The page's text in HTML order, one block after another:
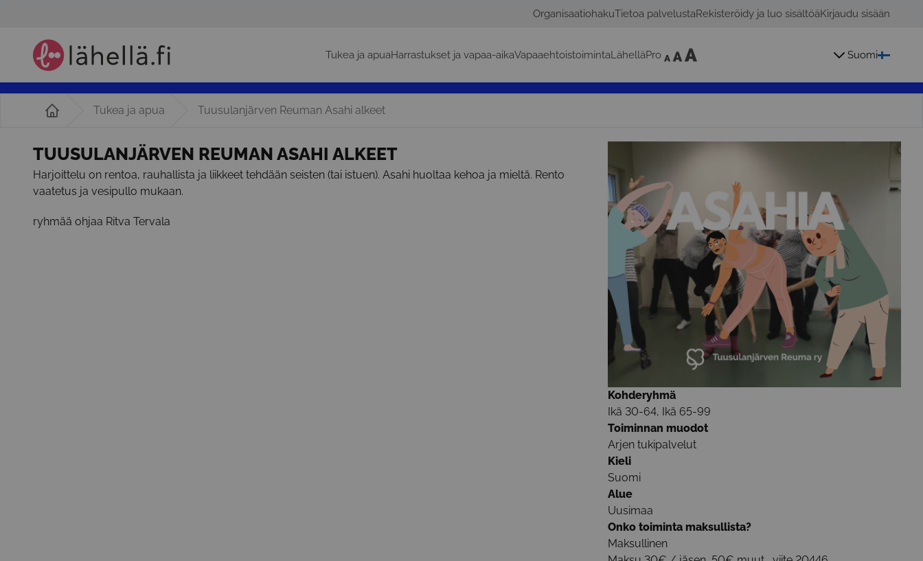
OrganisaatiohakuTietoa palvelustaRekisteröidy ja luo sisältöäKirjaudu sisään
Tukea ja apuaHarrastukset ja vapaa-aikaVapaaehtoistoimintaLähelläPro Suomi
Tukea ja apua Tuusulanjärven Reuman Asahi alkeet
TUUSULANJÄRVEN REUMAN ASAHI ALKEET
Harjoittelu on rentoa, rauhallista ja liikkeet tehdään seisten (tai istuen). Asahi huoltaa kehoa ja mieltä. Rento
vaatetus ja vesipullo mukaan.
ryhmää ohjaa Ritva Tervala
Kohderyhmä
Ikä 30-64, Ikä 65-99
Toiminnan muodot
Arjen tukipalvelut
Kieli
Suomi
Alue
Uusimaa
Onko toiminta maksullista?
Maksullinen